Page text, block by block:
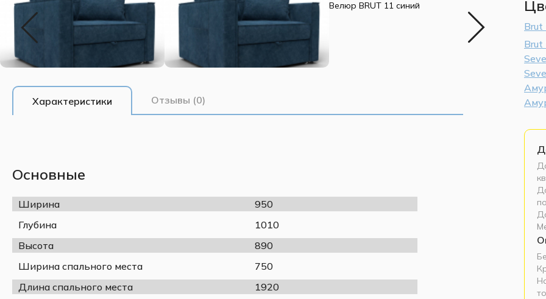
Характеристики Отзывы (0)
Основные
Ширина
950
Глубина
1010
Высота
890
Ширина спального места
750
Длина спального места
1920
Brut